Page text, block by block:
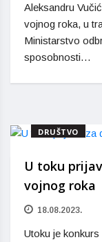
Aleksandru
vojnog roka, u
Ministarstvo
sposobnosti…
DRUŠTVO
U toku
vojnog roka
18.08.2023.
Utoku je